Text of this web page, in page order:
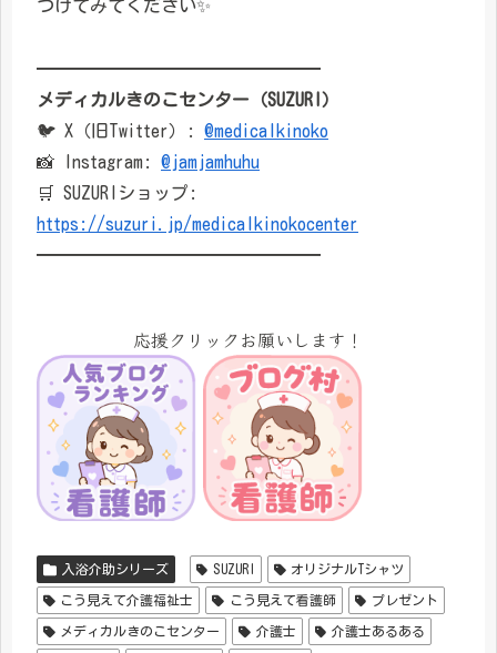
つけてみてください✨
━━━━━━━━━━━━━━━━
メディカルきのこセンター（SUZURI）
🐦 X（旧Twitter）: @medicalkinoko
📸 Instagram: @jamjamhuhu
🛒 SUZURIショップ:
https://suzuri.jp/medicalkinokocenter
━━━━━━━━━━━━━━━━
応援クリックお願いします！
入浴介助シリーズ SUZURI オリジナルTシャツ
こう見えて介護福祉士 こう見えて看護師 プレゼント
メディカルきのこセンター 介護士 介護士あるある